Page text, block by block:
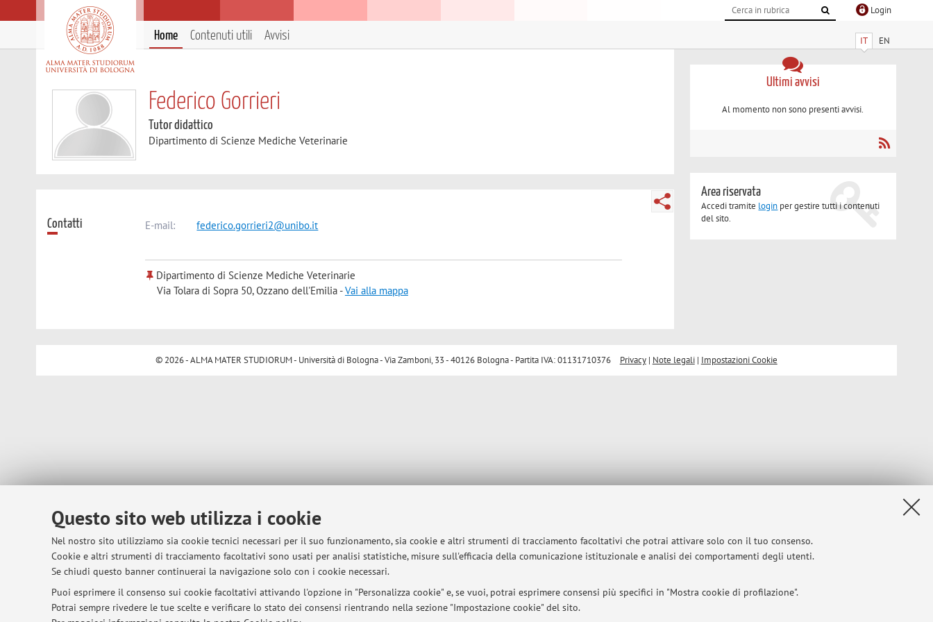
Questo sito web utilizza i cookie
Nel nostro sito utilizziamo sia cookie tecnici necessari per il suo funzionamento, sia cookie e altri strumenti di tracciamento facoltativi che potrai attivare solo con il tuo consenso.
Cookie e altri strumenti di tracciamento facoltativi sono usati per analisi statistiche, misure sull'efficacia della comunicazione istituzionale e analisi dei comportamenti degli utenti.
Se chiudi questo banner continuerai la navigazione solo con i cookie necessari.
Puoi esprimere il consenso sui cookie facoltativi attivando l'opzione in "Personalizza cookie" e, se vuoi, potrai esprimere consensi più specifici in "Mostra cookie di profilazione".
Potrai sempre rivedere le tue scelte e verificare lo stato dei consensi rientrando nella sezione "Impostazione cookie" del sito.
Login
IT EN
Home Contenuti utili Avvisi
Federico Gorrieri
Tutor didattico
Dipartimento di Scienze Mediche Veterinarie
Contatti E-mail: federico.gorrieri2@unibo.it
Dipartimento di Scienze Mediche Veterinarie
Via Tolara di Sopra 50, Ozzano dell'Emilia -Vai alla mappa
Ultimi avvisi
Al momento non sono presenti avvisi.
Area riservata
Accedi tramite login per gestire tutti i contenuti
del sito.
© 2026 - ALMA MATER STUDIORUM - Università di Bologna - Via Zamboni, 33 - 40126 Bologna - Partita IVA: 01131710376 Privacy| Note legali| Impostazioni Cookie